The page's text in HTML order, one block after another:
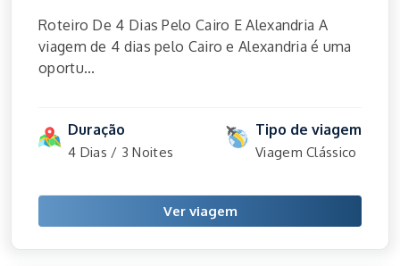
Roteiro De 4 Dias Pelo Cairo E Alexandria A
viagem de 4 dias pelo Cairo e Alexandria é uma
oportu...
Duração
4 Dias / 3 Noites
Tipo de viagem
Viagem Clássico
Ver viagem